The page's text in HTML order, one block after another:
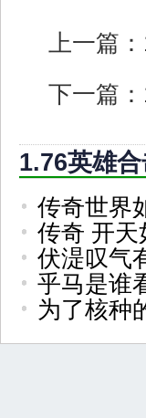
上一篇：
下一篇：
1.76英雄
传奇世界
传奇 开天
伏湜叹气
乎马是谁
为了核种